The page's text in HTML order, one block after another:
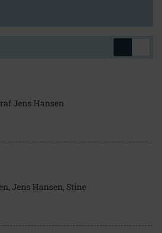
Jens Hansen
Jens Hansen, Stine